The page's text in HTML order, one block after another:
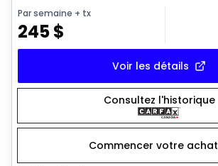
Par semaine + tx
245$
Voir les détails
Consultez l'historique
Commencer votre achat